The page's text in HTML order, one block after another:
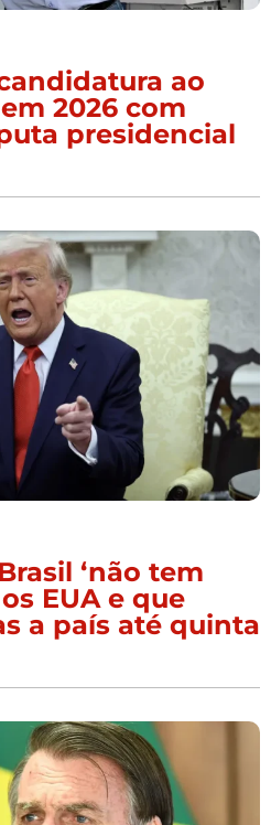
ao
2026 com
presidencial
‘não tem
EUA e que
a país até quinta